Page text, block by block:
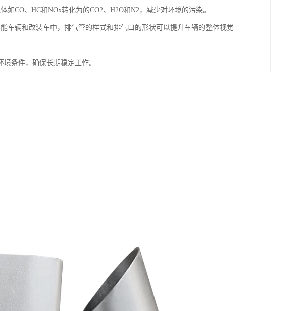
CO、HC和NOx转化为的CO2、H2O和N2，减少对环境的污染。
车辆和改装车中，排气管的样式和排气口的形状可以提升车辆的整体视觉
条件，确保长期稳定工作。